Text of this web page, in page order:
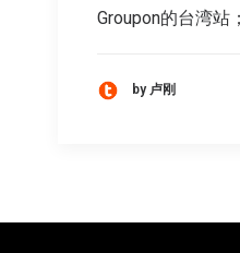
Groupon的台湾站
by 卢刚